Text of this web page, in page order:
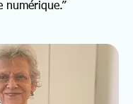
numérique.”